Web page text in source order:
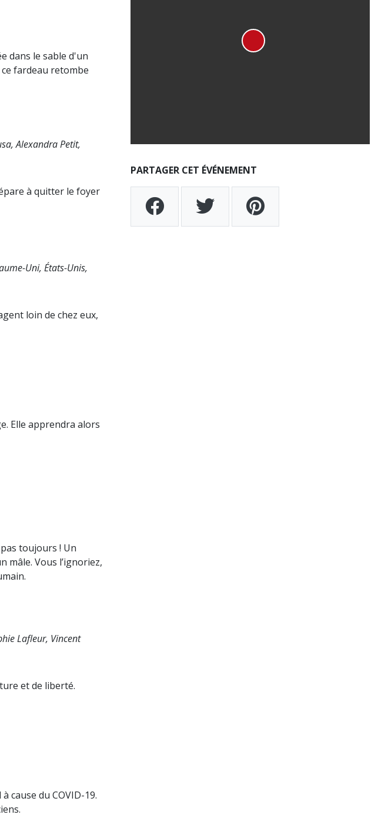
dans le sable d'un
fardeau retombe
Alexandra Petit,
à quitter le foyer
Uni, États-Unis,
loin de chez eux,
Elle apprendra alors
toujours ! Un
mâle. Vous l’ignoriez,
Lafleur, Vincent
et de liberté.
cause du COVID-19.
PARTAGER CET ÉVÉNEMENT